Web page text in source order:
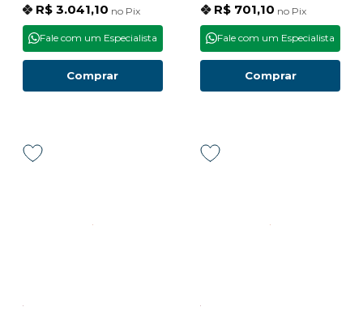
R$ 3.041,10 no Pix
Comprar
Fale com um Especialista
R$ 701,10 no Pix
Comprar
Fale com um Especialista